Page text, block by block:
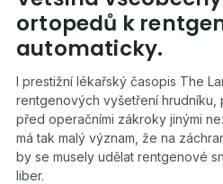
ortopedů k
automaticky.
I prestižní lékařský časopis The
rentgenových vyšetření hrudníku,
před operačními zákroky jinými
má tak malý význam, že na
by se musely udělat rentgenové
liber.